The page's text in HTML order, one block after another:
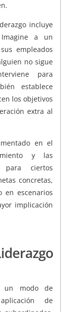
incluye
a un
empleados
no sigue
para
establece
los objetivos
extra al
en el
y las
para ciertos
concretas,
escenarios
implicación
un modo de
de